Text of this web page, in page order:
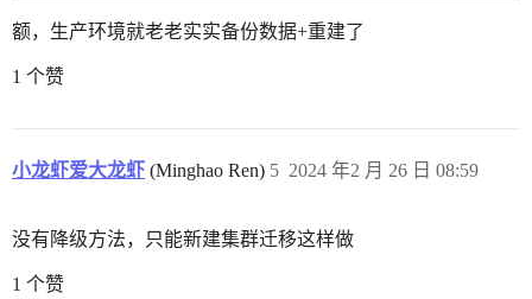
额，生产环境就老老实实备份数据+重建了
1 个赞
小龙虾爱大龙虾 (Minghao Ren) 2024 年2 月 26 日 08:59
5
没有降级方法，只能新建集群迁移这样做
1 个赞